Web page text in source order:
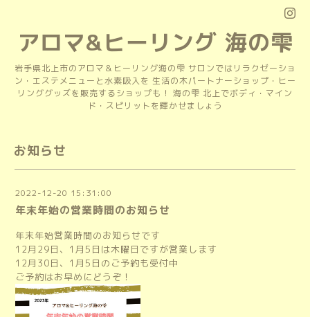
アロマ&ヒーリング 海の雫
岩手県北上市のアロマ＆ヒーリング海の雫 サロンではリラクゼーショ
ン・エステメニューと水素吸入を 生活の木パートナーショップ・ヒー
リンググッズを販売するショップも！ 海の雫 北上でボディ・マイン
ド・スピリットを輝かせましょう
お知らせ
2022-12-20 15:31:00
年末年始の営業時間のお知らせ
年末年始営業時間のお知らせです
12月29日、1月5日は木曜日ですが営業します
12月30日、1月5日のご予約も受付中
ご予約はお早めにどうぞ！